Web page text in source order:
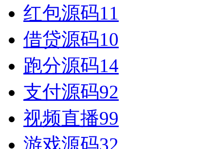
红包源码11
借贷源码10
跑分源码14
支付源码92
视频直播99
游戏源码32